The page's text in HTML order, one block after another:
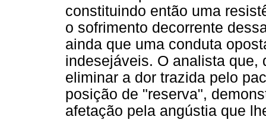
constituindo então uma
o sofrimento decorrente
ainda que uma conduta
indesejáveis. O analista que,
eliminar a dor trazida pelo
posição de "reserva",
afetação pela angústia que